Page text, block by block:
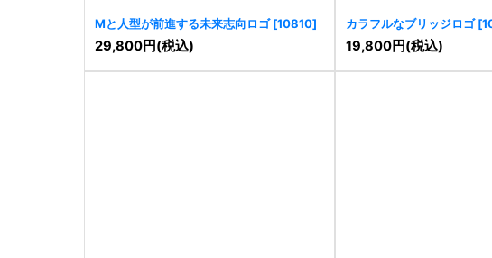
Mと人型が前進する未来志向ロゴ [10810]
29,800円(税込)
カラフルなブリッジロゴ [
19,800円(税込)